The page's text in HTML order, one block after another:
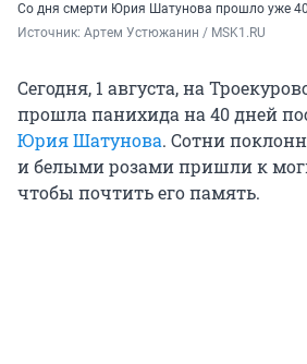
Со дня смерти Юрия Шатунова прошло уже
Источник: Артем Устюжанин / MSK1.RU
Сегодня, 1 августа, на
прошла панихида на 40 дней
Юрия Шатунова. Сотни
и белыми розами пришли к
чтобы почтить его память.